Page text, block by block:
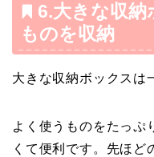
6.大きな収納
ものを収納
大きな収納ボックスは
よく使うものをたっぷ
くて便利です。先ほど